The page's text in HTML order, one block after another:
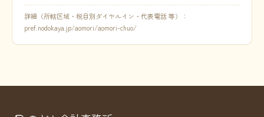
詳細（所轄区域・税目別ダイヤルイン・代表電話 等）：
pref.nodokaya.jp/aomori/aomori-chuo/